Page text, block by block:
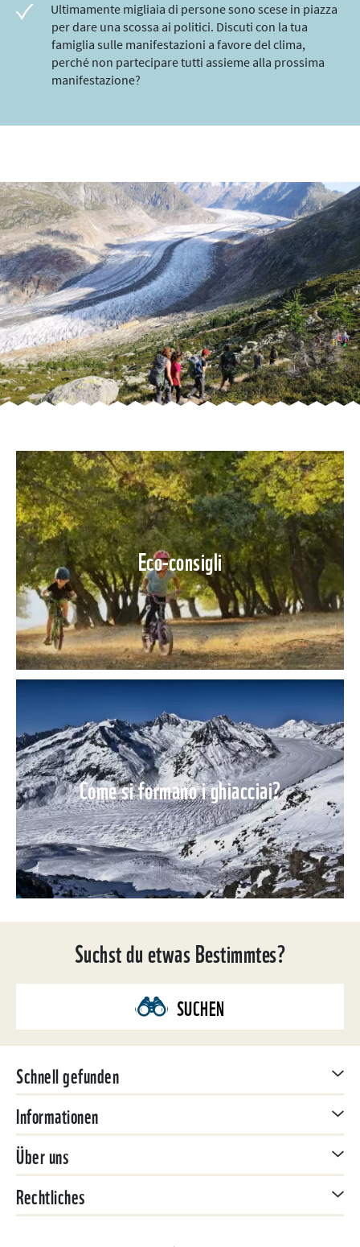
Ultimamente migliaia di persone sono scese in piazza
per dare una scossa ai politici. Discuti con la tua
famiglia sulle manifestazioni a favore del clima,
perché non partecipare tutti assieme alla prossima
manifestazione?
Eco-consigli
Come si formano i ghiacciai?
Suchst du etwas Bestimmtes?
SUCHEN
Schnell gefunden
Informationen
Über uns
Rechtliches